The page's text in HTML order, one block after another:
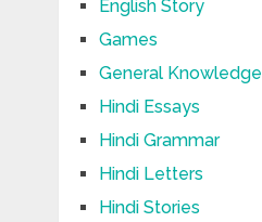
English Story
Games
General Knowledge
Hindi Essays
Hindi Grammar
Hindi Letters
Hindi Stories